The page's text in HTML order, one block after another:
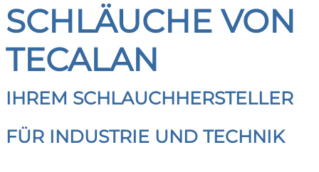
SCHLÄUCHE VON
TECALAN
IHREM SCHLAUCHHERSTELLER
FÜR INDUSTRIE UND TECHNIK